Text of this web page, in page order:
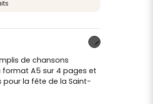
de chansons
format A5 sur 4 pages et
la fête de la Saint-